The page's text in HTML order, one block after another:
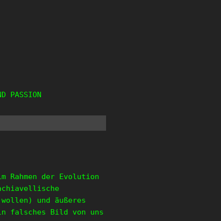
PASSION
der Evolution
und äußeres
falsches Bild von uns